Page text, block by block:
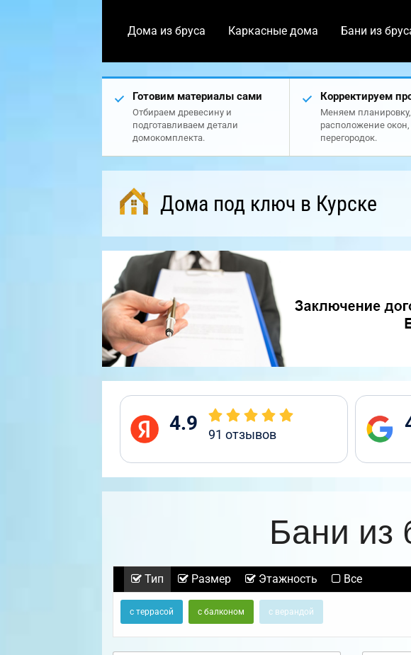
Дома из бруса Каркасные дома Бани из
Готовим материалы сами
Отбираем древесину и
подготавливаем детали
домокомплекта.
Корректируем
Меняем планировку,
расположение
перегородок.
Дома под ключ в Курске
4.9 91 отзывов
Бани из
Тип Размер Этажность Все
с террасой с балконом с верандой